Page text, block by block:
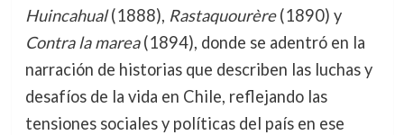
Huincahual(1888), Rastaquourère(1890) y
Contra la marea(1894), donde se adentró en la
narración de historias que describen las luchas y
desafíos de la vida en Chile, reflejando las
tensiones sociales y políticas del país en ese